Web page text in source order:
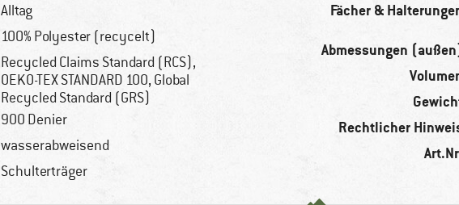
Alltag
100% Polyester (recycelt)
Recycled Claims Standard (RCS),
OEKO-TEX STANDARD 100, Global
Recycled Standard (GRS)
900 Denier
wasserabweisend
Schulterträger
Fächer &
Abmessungen
Rechtlicher